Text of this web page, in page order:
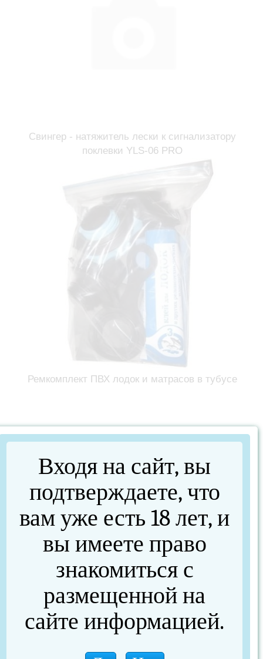
Свингер - натяжитель лески к сигнализатору
поклевки YLS-06 PRO
Ремкомплект ПВХ лодок и матрасов в тубусе
Набор тюльпанов черн d 2,2-4,0
Входя на сайт, вы
подтверждаете, что
вам уже есть 18 лет, и
вы имеете право
знакомиться с
размещенной на
сайте информацией.